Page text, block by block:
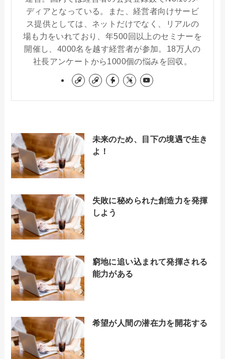
ディアとなっている。また、経営者向けサービ
ス提供としては、ネットだけでなく、リアルの
場も力をいれており、年500回以上のセミナーを
開催し、4000名を越す経営者が参加。18万人の
社長アンケートから1000個の悩みを回収。
未来のため、目下の境遇で生き
よ！
失敗に秘められた創造力を発揮
しよう
窮地に追い込まれて発揮される
能力がある
希望が人間の潜在力を開花する